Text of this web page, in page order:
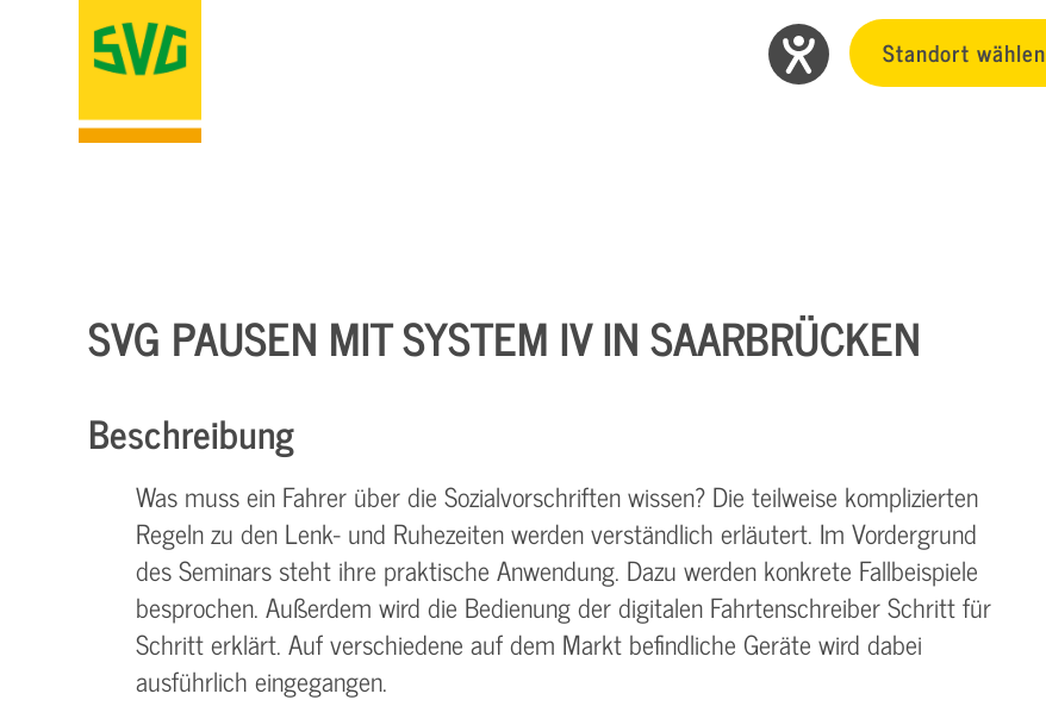
Standort wählen
SVG PAUSEN MIT SYSTEM IV IN SAARBRÜCKEN
Beschreibung
Was muss ein Fahrer über die Sozialvorschriften wissen? Die teilweise komplizierten
Regeln zu den Lenk- und Ruhezeiten werden verständlich erläutert. Im Vordergrund
des Seminars steht ihre praktische Anwendung. Dazu werden konkrete Fallbeispiele
besprochen. Außerdem wird die Bedienung der digitalen Fahrtenschreiber Schritt für
Schritt erklärt. Auf verschiedene auf dem Markt befindliche Geräte wird dabei
ausführlich eingegangen.